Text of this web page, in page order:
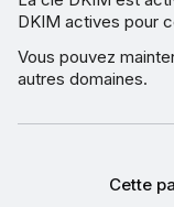
DKIM actives pour
Vous pouvez
autres domaines.
Cette